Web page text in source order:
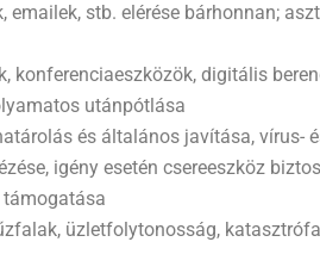
stb. elérése bárhonnan;
digitális
utánpótlása
és általános javítása, vírus-
igény esetén csereeszköz
támogatása
üzletfolytonosság,